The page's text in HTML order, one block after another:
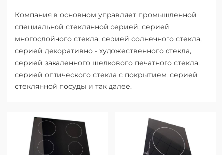
Компания в основном управляет промышленной
специальной стеклянной серией, серией
многослойного стекла, серией солнечного стекла,
серией декоративно - художественного стекла,
серией закаленного шелкового печатного стекла,
серией оптического стекла с покрытием, серией
стеклянной посуды и так далее.